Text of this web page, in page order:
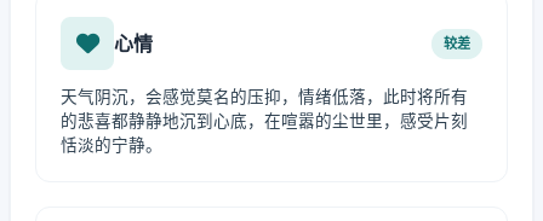
心情 较差
天气阴沉，会感觉莫名的压抑，情绪低落，此时将所有
的悲喜都静静地沉到心底，在喧嚣的尘世里，感受片刻
恬淡的宁静。